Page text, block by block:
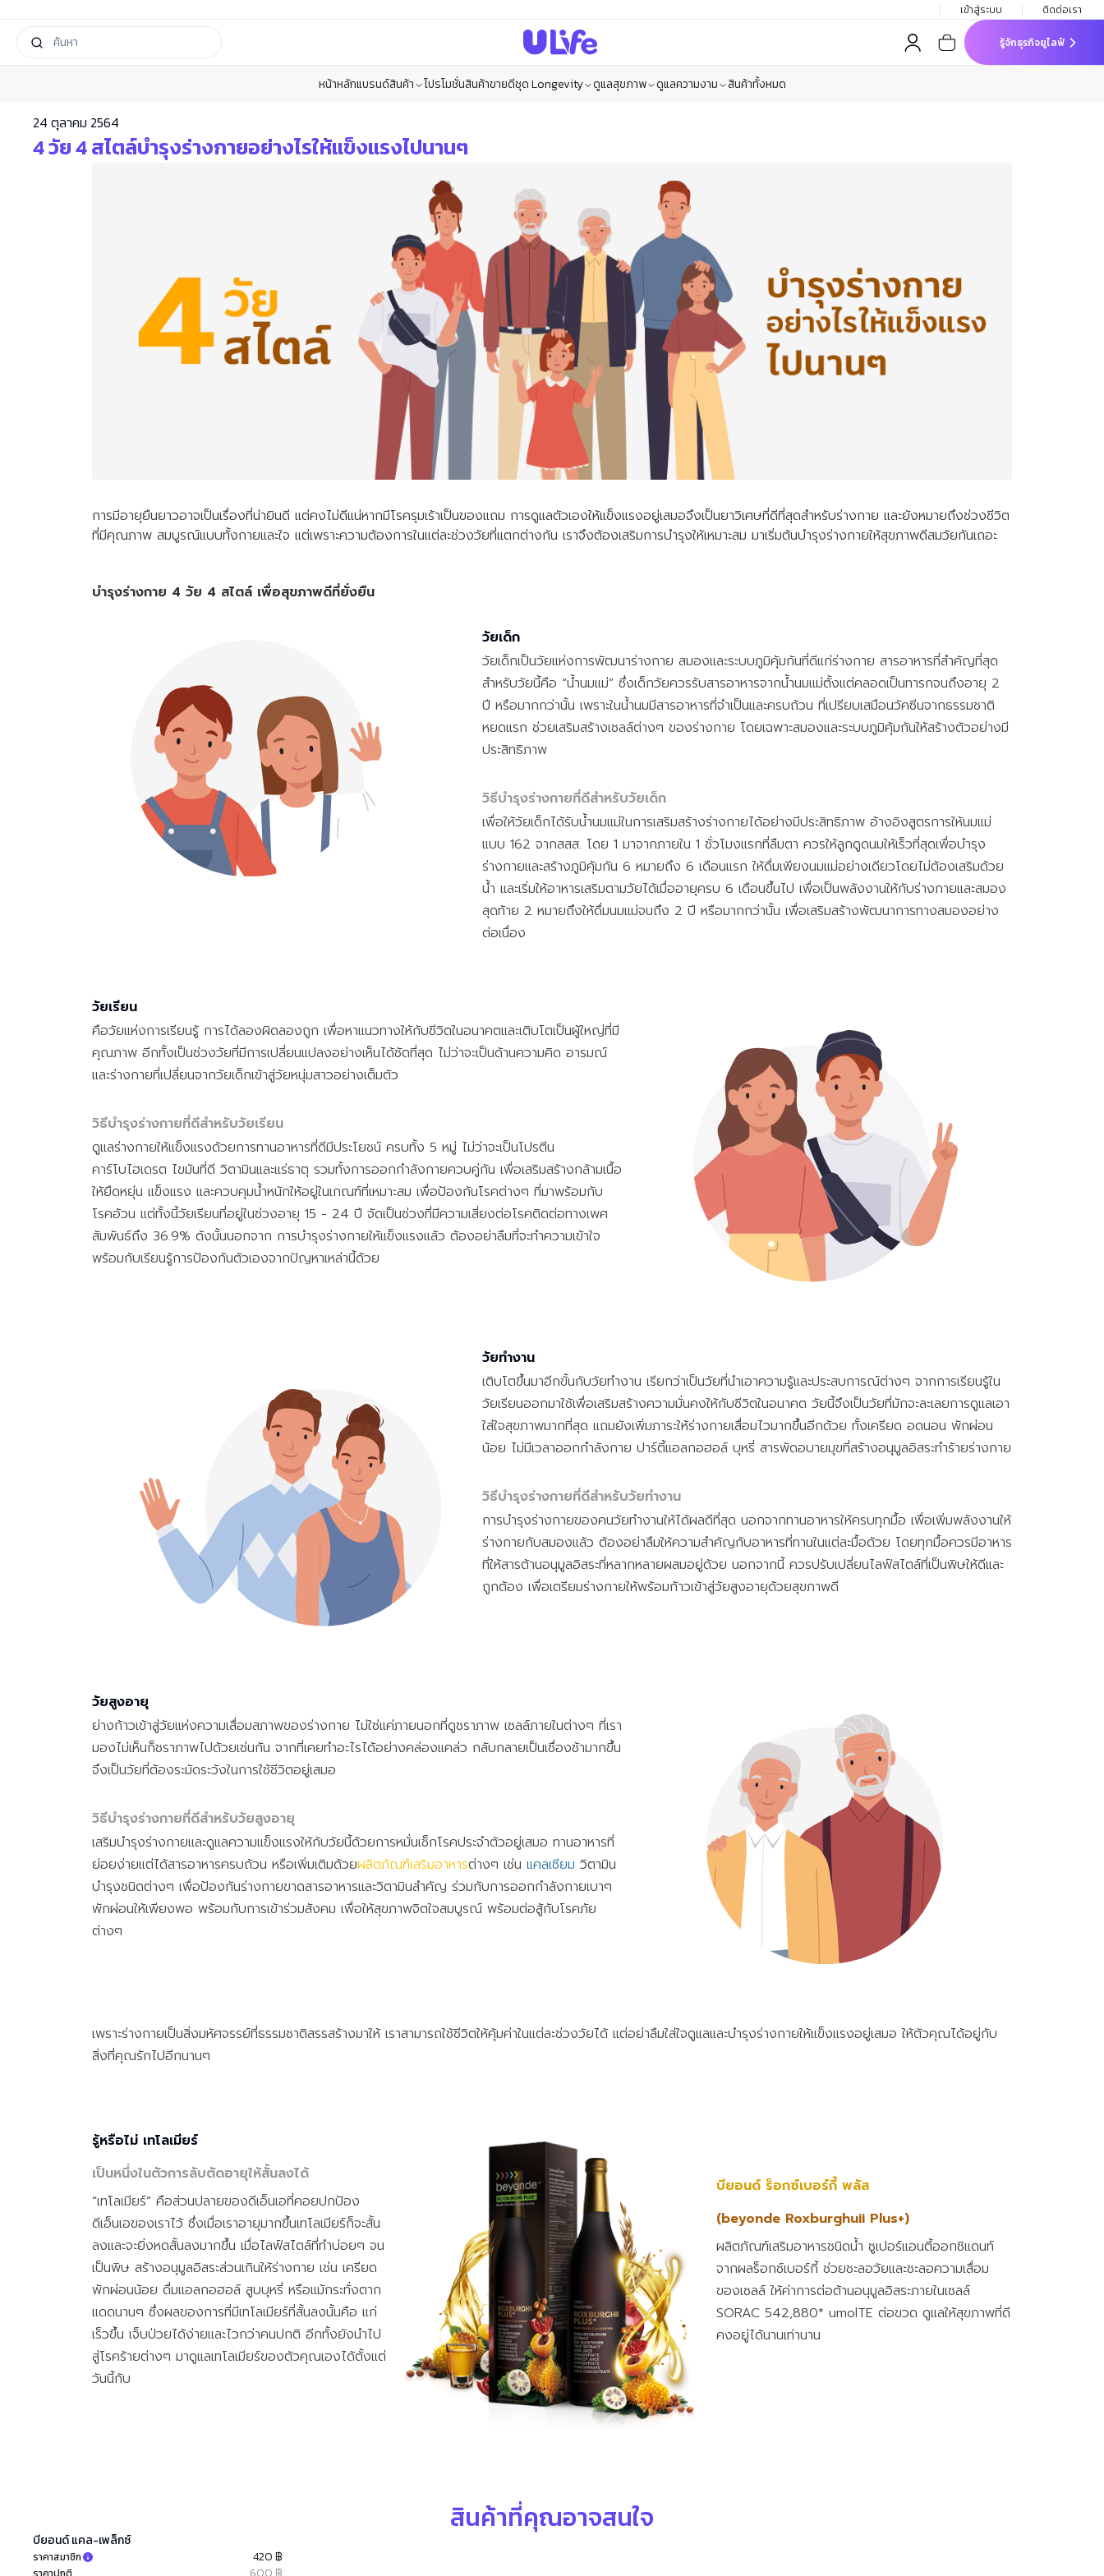
เข้าสู่ระบบ ติดต่อเรา
รู้จักธุรกิจยูไลฟ์
หน้าหลักแบรนด์สินค้า โปรโมชั่นสินค้าขายดีชุด Longevity ดูแลสุขภาพ ดูแลความงาม สินค้าทั้งหมด
24 ตุลาคม 2564
4 วัย 4 สไตล์บำรุงร่างกายอย่างไรให้แข็งแรงไปนานๆ
การมีอายุยืนยาวอาจเป็นเรื่องที่น่ายินดี แต่คงไม่ดีแน่หากมีโรครุมเร้าเป็นของแถม การดูแลตัวเองให้แข็งแรงอยู่เสมอจึงเป็นยาวิเศษที่ดีที่สุดสำหรับร่างกาย และยังหมายถึงช่วงชีวิต
ที่มีคุณภาพ สมบูรณ์แบบทั้งกายและใจ แต่เพราะความต้องการในแต่ละช่วงวัยที่แตกต่างกัน เราจึงต้องเสริมการบำรุงให้เหมาะสม มาเริ่มต้นบำรุงร่างกายให้สุขภาพดีสมวัยกันเถอะ
บำรุงร่างกาย 4 วัย 4 สไตล์ เพื่อสุขภาพดีที่ยั่งยืน
วัยเด็ก
วัยเด็กเป็นวัยแห่งการพัฒนาร่างกาย สมองและระบบภูมิคุ้มกันที่ดีแก่ร่างกาย สารอาหารที่สำคัญที่สุด
สำหรับวัยนี้คือ “น้ำนมแม่” ซึ่งเด็กวัยควรรับสารอาหารจากน้ำนมแม่ตั้งแต่คลอดเป็นทารกจนถึงอายุ 2
ปี หรือมากกว่านั้น เพราะในน้ำนมมีสารอาหารที่จำเป็นและครบถ้วน ที่เปรียบเสมือนวัคซีนจากธรรมชาติ
หยดแรก ช่วยเสริมสร้างเซลล์ต่างๆ ของร่างกาย โดยเฉพาะสมองและระบบภูมิคุ้มกันให้สร้างตัวอย่างมี
ประสิทธิภาพ
วิธีบำรุงร่างกายที่ดีสำหรับวัยเด็ก
เพื่อให้วัยเด็กได้รับน้ำนมแม่ในการเสริมสร้างร่างกายได้อย่างมีประสิทธิภาพ อ้างอิงสูตรการให้นมแม่
แบบ 162 จากสสส. โดย 1 มาจากภายใน 1 ชั่วโมงแรกที่ลืมตา ควรให้ลูกดูดนมให้เร็วที่สุดเพื่อบำรุง
ร่างกายและสร้างภูมิคุ้มกัน 6 หมายถึง 6 เดือนแรก ให้ดื่มเพียงนมแม่อย่างเดียวโดยไม่ต้องเสริมด้วย
น้ำ และเริ่มให้อาหารเสริมตามวัยได้เมื่ออายุครบ 6 เดือนขึ้นไป เพื่อเป็นพลังงานให้กับร่างกายและสมอง
สุดท้าย 2 หมายถึงให้ดื่มนมแม่จนถึง 2 ปี หรือมากกว่านั้น เพื่อเสริมสร้างพัฒนาการทางสมองอย่าง
ต่อเนื่อง
วัยเรียน
คือวัยแห่งการเรียนรู้ การได้ลองผิดลองถูก เพื่อหาแนวทางให้กับชีวิตในอนาคตและเติบโตเป็นผู้ใหญ่ที่มี
คุณภาพ อีกทั้งเป็นช่วงวัยที่มีการเปลี่ยนแปลงอย่างเห็นได้ชัดที่สุด ไม่ว่าจะเป็นด้านความคิด อารมณ์
และร่างกายที่เปลี่ยนจากวัยเด็กเข้าสู่วัยหนุ่มสาวอย่างเต็มตัว
วิธีบำรุงร่างกายที่ดีสำหรับวัยเรียน
ดูแลร่างกายให้แข็งแรงด้วยการทานอาหารที่ดีมีประโยชน์ ครบทั้ง 5 หมู่ ไม่ว่าจะเป็นโปรตีน
คาร์โบไฮเดรต ไขมันที่ดี วิตามินและแร่ธาตุ รวมทั้งการออกกำลังกายควบคู่กัน เพื่อเสริมสร้างกล้ามเนื้อ
ให้ยืดหยุ่น แข็งแรง และควบคุมน้ำหนักให้อยู่ในเกณฑ์ที่เหมาะสม เพื่อป้องกันโรคต่างๆ ที่มาพร้อมกับ
โรคอ้วน แต่ทั้งนี้วัยเรียนที่อยู่ในช่วงอายุ 15 - 24 ปี จัดเป็นช่วงที่มีความเสี่ยงต่อโรคติดต่อทางเพศ
สัมพันธ์ถึง 36.9% ดังนั้นนอกจาก การบำรุงร่างกายให้แข็งแรงแล้ว ต้องอย่าลืมที่จะทำความเข้าใจ
พร้อมกับเรียนรู้การป้องกันตัวเองจากปัญหาเหล่านี้ด้วย
วัยทำงาน
เติบโตขึ้นมาอีกขั้นกับวัยทำงาน เรียกว่าเป็นวัยที่นำเอาความรู้และประสบการณ์ต่างๆ จากการเรียนรู้ใน
วัยเรียนออกมาใช้เพื่อเสริมสร้างความมั่นคงให้กับชีวิตในอนาคต วัยนี้จึงเป็นวัยที่มักจะละเลยการดูแลเอา
ใส่ใจสุขภาพมากที่สุด แถมยังเพิ่มภาระให้ร่างกายเสื่อมไวมากขึ้นอีกด้วย ทั้งเครียด อดนอน พักผ่อน
น้อย ไม่มีเวลาออกกำลังกาย ปาร์ตี้แอลกอฮอล์ บุหรี่ สารพัดอบายมุขที่สร้างอนุมูลอิสระทำร้ายร่างกาย
วิธีบำรุงร่างกายที่ดีสำหรับวัยทำงาน
การบำรุงร่างกายของคนวัยทำงานให้ได้ผลดีที่สุด นอกจากทานอาหารให้ครบทุกมื้อ เพื่อเพิ่มพลังงานให้
ร่างกายกับสมองแล้ว ต้องอย่าลืมให้ความสำคัญกับอาหารที่ทานในแต่ละมื้อด้วย โดยทุกมื้อควรมีอาหาร
ที่ให้สารต้านอนุมูลอิสระที่หลากหลายผสมอยู่ด้วย นอกจากนี้ ควรปรับเปลี่ยนไลฟ์สไตล์ที่เป็นพิษให้ดีและ
ถูกต้อง เพื่อเตรียมร่างกายให้พร้อมก้าวเข้าสู่วัยสูงอายุด้วยสุขภาพดี
วัยสูงอายุ
ย่างก้าวเข้าสู่วัยแห่งความเสื่อมสภาพของร่างกาย ไม่ใช่แค่ภายนอกที่ดูชราภาพ เซลล์ภายในต่างๆ ที่เรา
มองไม่เห็นก็ชราภาพไปด้วยเช่นกัน จากที่เคยทำอะไรได้อย่างคล่องแคล่ว กลับกลายเป็นเชื่องช้ามากขึ้น
จึงเป็นวัยที่ต้องระมัดระวังในการใช้ชีวิตอยู่เสมอ
วิธีบำรุงร่างกายที่ดีสำหรับวัยสูงอายุ
เสริมบำรุงร่างกายและดูแลความแข็งแรงให้กับวัยนี้ด้วยการหมั่นเช็กโรคประจำตัวอยู่เสมอ ทานอาหารที่
ย่อยง่ายแต่ได้สารอาหารครบถ้วน หรือเพิ่มเติมด้วยผลิตภัณฑ์เสริมอาหารต่างๆ เช่น แคลเซียม วิตามิน
บำรุงชนิดต่างๆ เพื่อป้องกันร่างกายขาดสารอาหารและวิตามินสำคัญ ร่วมกับการออกกำลังกายเบาๆ
พักผ่อนให้เพียงพอ พร้อมกับการเข้าร่วมสังคม เพื่อให้สุขภาพจิตใจสมบูรณ์ พร้อมต่อสู้กับโรคภัย
ต่างๆ
เพราะร่างกายเป็นสิ่งมหัศจรรย์ที่ธรรมชาติสรรสร้างมาให้ เราสามารถใช้ชีวิตให้คุ้มค่าในแต่ละช่วงวัยได้ แต่อย่าลืมใส่ใจดูแลและบำรุงร่างกายให้แข็งแรงอยู่เสมอ ให้ตัวคุณได้อยู่กับ
สิ่งที่คุณรักไปอีกนานๆ
รู้หรือไม่ เทโลเมียร์
เป็นหนึ่งในตัวการลับตัดอายุให้สั้นลงได้
“เทโลเมียร์” คือส่วนปลายของดีเอ็นเอที่คอยปกป้อง
ดีเอ็นเอของเราไว้ ซึ่งเมื่อเราอายุมากขึ้นเทโลเมียร์ก็จะสั้น
ลงและจะยิ่งหดสั้นลงมากขึ้น เมื่อไลฟ์สไตล์ที่ทำบ่อยๆ จน
เป็นพิษ สร้างอนุมูลอิสระส่วนเกินให้ร่างกาย เช่น เครียด
พักผ่อนน้อย ดื่มแอลกอฮอล์ สูบบุหรี่ หรือแม้กระทั่งตาก
แดดนานๆ ซึ่งผลของการที่มีเทโลเมียร์ที่สั้นลงนั้นคือ แก่
เร็วขึ้น เจ็บป่วยได้ง่ายและไวกว่าคนปกติ อีกทั้งยังนำไป
สู่โรคร้ายต่างๆ มาดูแลเทโลเมียร์ของตัวคุณเองได้ตั้งแต่
วันนี้กับ
บียอนด์ ร็อกซ์เบอร์กี้ พลัส
(beyonde Roxburghuii Plus+)
ผลิตภัณฑ์เสริมอาหารชนิดน้ำ ซูเปอร์แอนตี้ออกซิแดนท์
จากผลร็อกซ์เบอร์กี้ ช่วยชะลอวัยและชะลอความเสื่อม
ของเซลล์ ให้ค่าการต่อต้านอนุมูลอิสระภายในเซลล์
SORAC 542,880* umolTE ต่อขวด ดูแลให้สุขภาพที่ดี
คงอยู่ได้นานเท่านาน
สินค้าที่คุณอาจสนใจ
บียอนด์ แคล-เพล็กซ์
ราคาสมาชิก 420 ฿